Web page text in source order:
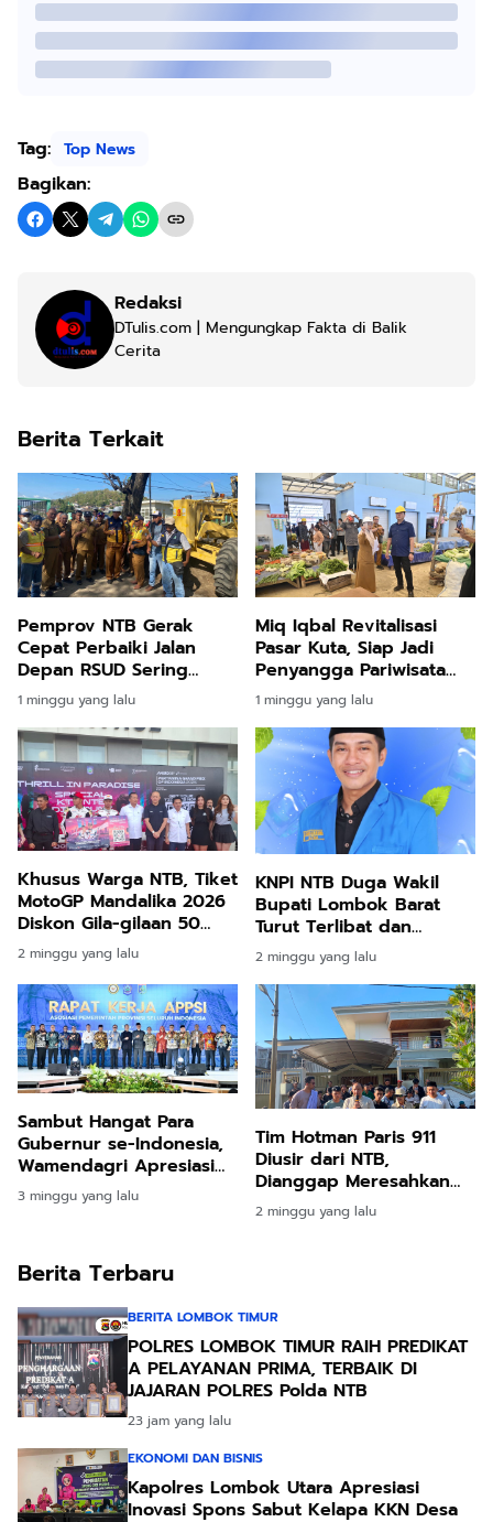
Tag: Top News
Bagikan:
Redaksi
DTulis.com | Mengungkap Fakta di Balik
Cerita
Berita Terkait
Pemprov NTB Gerak
Cepat Perbaiki Jalan
Depan RSUD Sering
Sumbawa
1 minggu yang lalu
Miq Iqbal Revitalisasi
Pasar Kuta, Siap Jadi
Penyangga Pariwisata
Mandalika
1 minggu yang lalu
Khusus Warga NTB, Tiket
MotoGP Mandalika 2026
Diskon Gila-gilaan 50
Persen
2 minggu yang lalu
KNPI NTB Duga Wakil
Bupati Lombok Barat
Turut Terlibat dan
Terima Aliran Dana OTT
Suap PBJ
2 minggu yang lalu
Sambut Hangat Para
Gubernur se-Indonesia,
Wamendagri Apresiasi
Capaian Ekonomi NTB
3 minggu yang lalu
Tim Hotman Paris 911
Diusir dari NTB,
Dianggap Meresahkan
dan Memecah Belah
Kerukukan
2 minggu yang lalu
Berita Terbaru
BERITA LOMBOK TIMUR
POLRES LOMBOK TIMUR RAIH PREDIKAT
A PELAYANAN PRIMA, TERBAIK DI
JAJARAN POLRES Polda NTB
23 jam yang lalu
EKONOMI DAN BISNIS
Kapolres Lombok Utara Apresiasi
Inovasi Spons Sabut Kelapa KKN Desa